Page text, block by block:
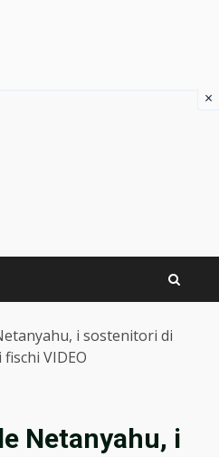
i sostenitori di
VIDEO
Netanyahu, i
×